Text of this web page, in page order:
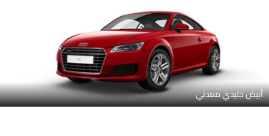
أبيض جليدي معدني